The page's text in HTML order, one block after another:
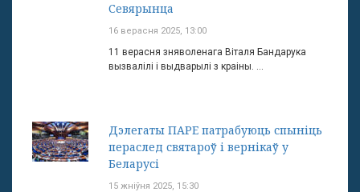
Севярынца
16 верасня 2025, 13:00
11 верасня зняволенага Віталя Бандарука
вызвалілі і выдварылі з краіны. ...
Дэлегаты ПАРЕ патрабуюць спыніць
пераслед святароў і вернікаў у
Беларусі
15 жніўня 2025, 15:30